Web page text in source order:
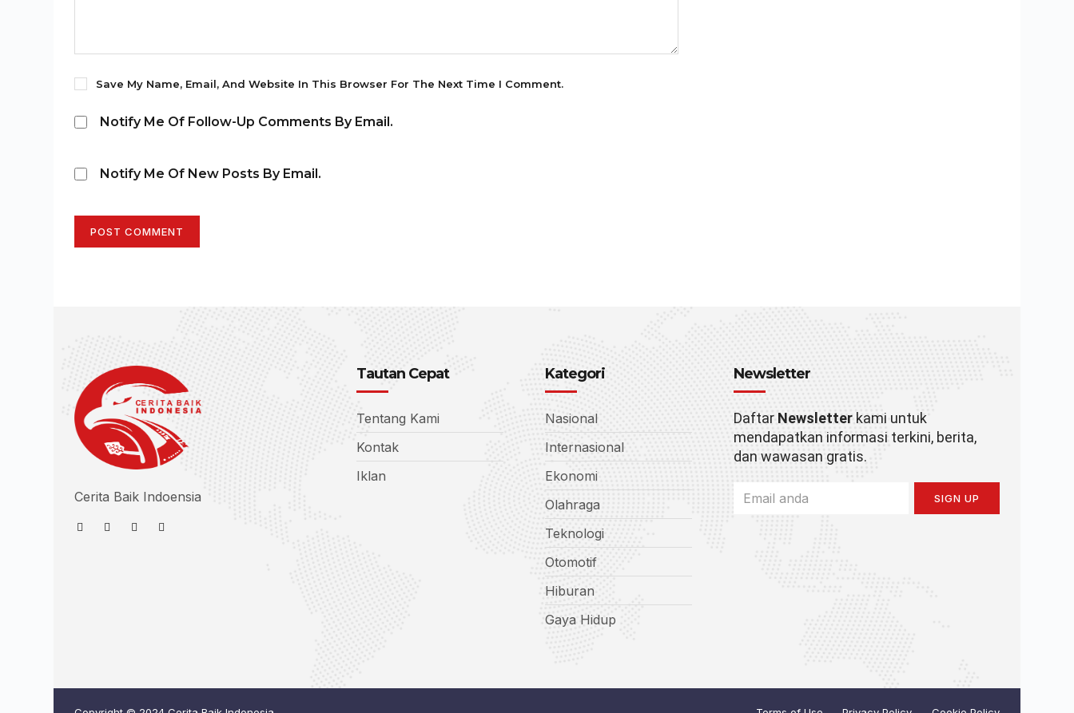
Save My Name, Email, And Website In This Browser For The Next Time I Comment.
Notify Me Of Follow-Up Comments By Email.
Notify Me Of New Posts By Email.
POST COMMENT
Cerita Baik Indoensia
Tautan Cepat
Tentang Kami
Kontak
Iklan
Kategori
Nasional
Internasional
Ekonomi
Olahraga
Teknologi
Otomotif
Hiburan
Gaya Hidup
Newsletter
Daftar Newsletterkami untuk
mendapatkan informasi terkini, berita,
dan wawasan gratis.
SIGN UP